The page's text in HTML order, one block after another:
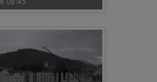
08:45